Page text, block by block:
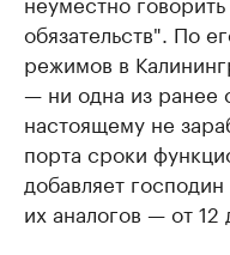
обязательств". По
режимов в
— ни одна из ранее
настоящему не
порта сроки
добавляет
их аналогов — от 12